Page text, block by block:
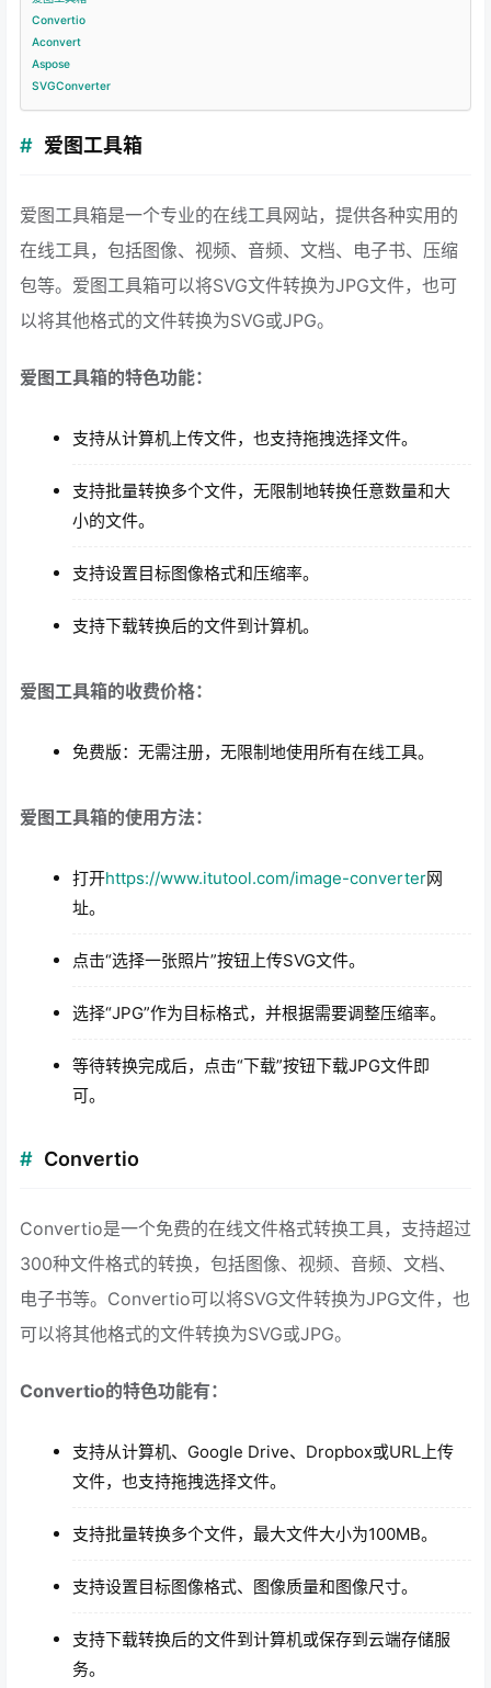
Convertio
Aconvert
Aspose
SVGConverter
爱图工具箱
爱图工具箱是一个专业的在线工具网站，提供各种实用的
在线工具，包括图像、视频、音频、文档、电子书、压缩
包等。爱图工具箱可以将SVG文件转换为JPG文件，也可
以将其他格式的文件转换为SVG或JPG。
爱图工具箱的特色功能：
支持从计算机上传文件，也支持拖拽选择文件。
支持批量转换多个文件，无限制地转换任意数量和大
小的文件。
支持设置目标图像格式和压缩率。
支持下载转换后的文件到计算机。
爱图工具箱的收费价格：
免费版：无需注册，无限制地使用所有在线工具。
爱图工具箱的使用方法：
打开https://www.itutool.com/image-converter网
址。
点击“选择一张照片”按钮上传SVG文件。
选择“JPG”作为目标格式，并根据需要调整压缩率。
等待转换完成后，点击“下载”按钮下载JPG文件即
可。
Convertio
Convertio是一个免费的在线文件格式转换工具，支持超过
300种文件格式的转换，包括图像、视频、音频、文档、
电子书等。Convertio可以将SVG文件转换为JPG文件，也
可以将其他格式的文件转换为SVG或JPG。
Convertio的特色功能有：
支持从计算机、Google Drive、Dropbox或URL上传
文件，也支持拖拽选择文件。
支持批量转换多个文件，最大文件大小为100MB。
支持设置目标图像格式、图像质量和图像尺寸。
支持下载转换后的文件到计算机或保存到云端存储服
务。